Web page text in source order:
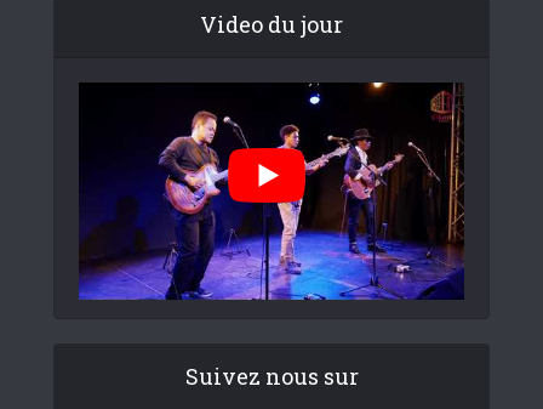
Video du jour
Suivez nous sur